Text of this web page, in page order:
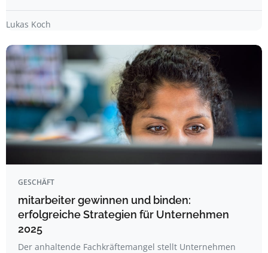
Lukas Koch
GESCHÄFT
mitarbeiter gewinnen und binden:
erfolgreiche Strategien für Unternehmen
2025
Der anhaltende Fachkräftemangel stellt Unternehmen